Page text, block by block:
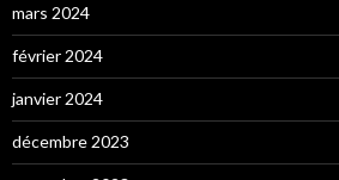
mars 2024
février 2024
janvier 2024
décembre 2023